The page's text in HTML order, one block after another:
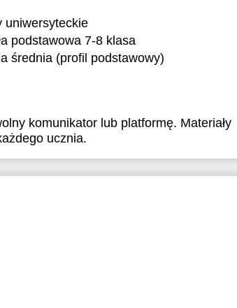
uniwersyteckie
podstawowa 7-8 klasa
średnia (profil podstawowy)
komunikator lub platformę. Materiały
ucznia.